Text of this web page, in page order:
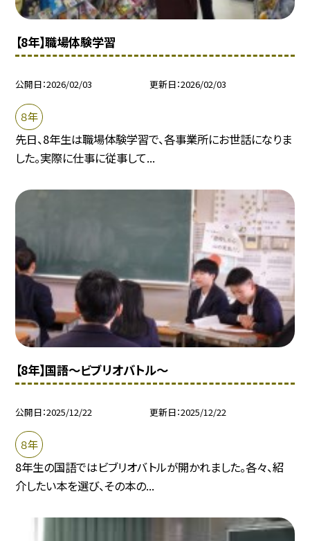
【8年】職場体験学習
公開日 2026/02/03 更新日 2026/02/03
８年
先日、8年生は職場体験学習で、各事業所にお世話になりま
した。実際に仕事に従事して...
【8年】国語～ビブリオバトル～
公開日 2025/12/22 更新日 2025/12/22
８年
8年生の国語ではビブリオバトルが開かれました。各々、紹
介したい本を選び、その本の...